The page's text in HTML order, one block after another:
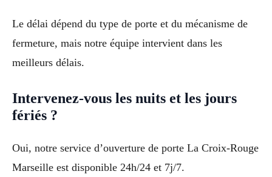
Le délai dépend du type de porte et du mécanisme de
fermeture, mais notre équipe intervient dans les
meilleurs délais.
Intervenez-vous les nuits et les jours
fériés ?
Oui, notre service d’ouverture de porte La Croix-Rouge
Marseille est disponible 24h/24 et 7j/7.